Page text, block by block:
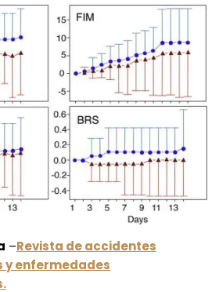
–Revista de accidentes
enfermedades